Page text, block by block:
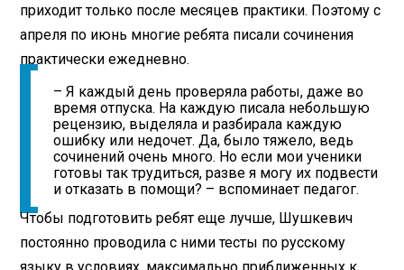
приходит только после месяцев практики. Поэтому с
апреля по июнь многие ребята писали сочинения
практически ежедневно.
– Я каждый день проверяла работы, даже во
время отпуска. На каждую писала небольшую
рецензию, выделяла и разбирала каждую
ошибку или недочет. Да, было тяжело, ведь
сочинений очень много. Но если мои ученики
готовы так трудиться, разве я могу их подвести
и отказать в помощи? – вспоминает педагог.
Чтобы подготовить ребят еще лучше, Шушкевич
постоянно проводила с ними тесты по русскому